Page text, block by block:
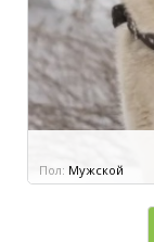
Пол: Мужской